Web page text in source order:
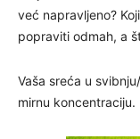
već napravljeno?
popraviti odmah, a
Vaša sreća u
mirnu koncentraciju.